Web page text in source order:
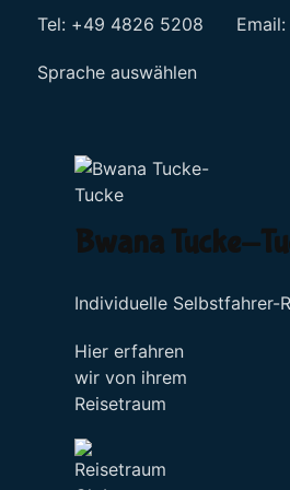
Tel: +49 4826 5208 Email:
Sprache auswählen
Bwana Tucke-
Individuelle Selbstfahrer-
Hier erfahren
wir von ihrem
Reisetraum